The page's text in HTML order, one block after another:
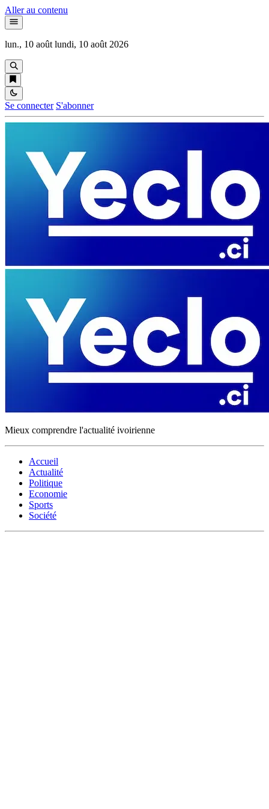
Aller au contenu
lun., 10 août lundi, 10 août 2026
Se connecter S'abonner
Mieux comprendre l'actualité ivoirienne
Accueil
Actualité
Politique
Economie
Sports
Société